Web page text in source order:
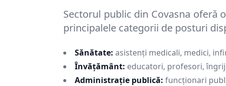
Sectorul public din Covasna oferă
principalele categorii de posturi
Sănătate: asistenți medicali, medici,
Învățământ: educatori, profesori,
Administrație publică: funcționari